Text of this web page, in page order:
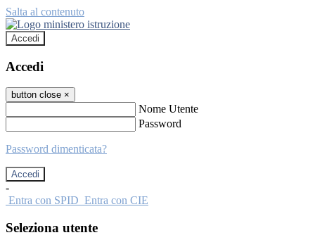
Salta al contenuto
Accedi
Accedi
button close ×
Nome Utente
Password
Password dimenticata?
-
Entra con SPID Entra con CIE
Seleziona utente